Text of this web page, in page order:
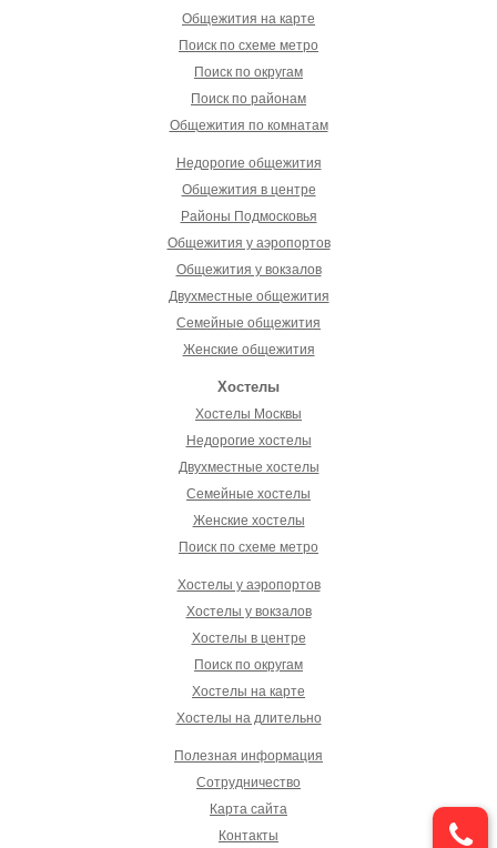
Общежития на карте
Поиск по схеме метро
Поиск по округам
Поиск по районам
Общежития по комнатам
Недорогие общежития
Общежития в центре
Районы Подмосковья
Общежития у аэропортов
Общежития у вокзалов
Двухместные общежития
Семейные общежития
Женские общежития
Хостелы
Хостелы Москвы
Недорогие хостелы
Двухместные хостелы
Семейные хостелы
Женские хостелы
Поиск по схеме метро
Хостелы у аэропортов
Хостелы у вокзалов
Хостелы в центре
Поиск по округам
Хостелы на карте
Хостелы на длительно
Полезная информация
Сотрудничество
Карта сайта
Контакты